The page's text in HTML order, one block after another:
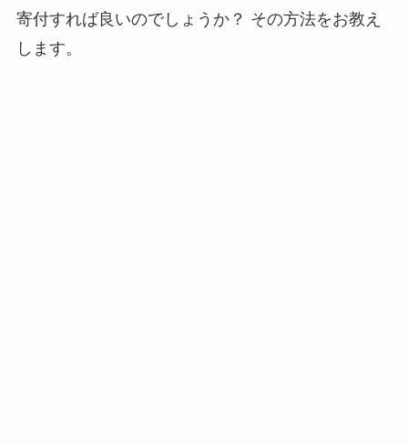
寄付すれば良いのでしょうか？ その方法をお教え
します。